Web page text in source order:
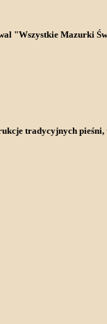
"Wszystkie Mazurki
tradycyjnych